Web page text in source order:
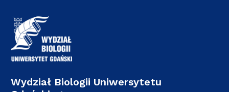
Wydział Biologii Uniwersytetu